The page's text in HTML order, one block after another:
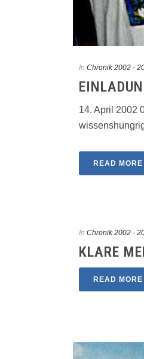
In Chronik 2002 -
14. April 2002
READ MORE
In Chronik 2002 -
KLARE
READ MORE